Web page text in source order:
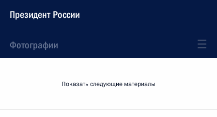
Президент России
Фотографии
Показать следующие материалы